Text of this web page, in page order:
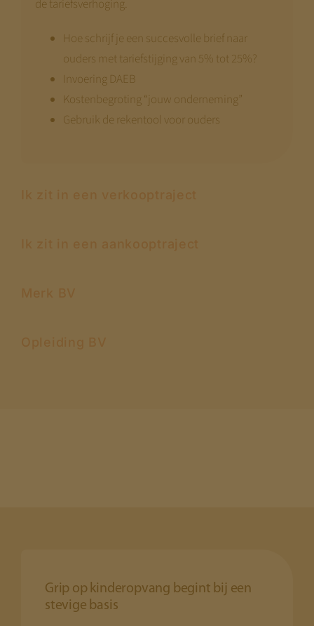
de tariefsverhoging.
Hoe schrijf je een succesvolle brief naar
ouders met tariefstijging van 5% tot 25%?
Invoering DAEB
Kostenbegroting “jouw onderneming”
Gebruik de rekentool voor ouders
Grip op kinderopvang begint bij een
stevige basis